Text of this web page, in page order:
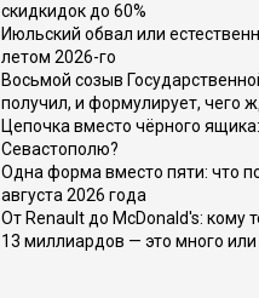
скидкидок до 60%
Июльский обвал или
летом 2026-го
Восьмой созыв
получил, и формулирует, чего
Цепочка вместо чёрного
Севастополю?
Одна форма вместо пяти: что
августа 2026 года
От Renault до McDonald's: кому
13 миллиардов — это много или